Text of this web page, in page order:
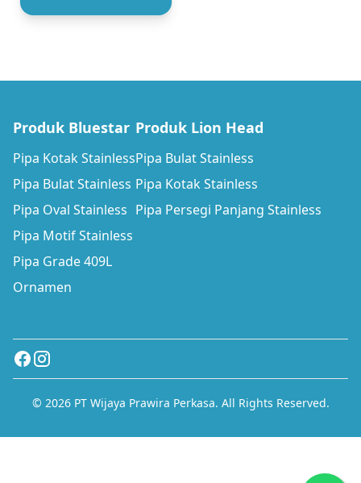
Produk Bluestar
Pipa Kotak Stainless
Pipa Bulat Stainless
Pipa Oval Stainless
Pipa Motif Stainless
Pipa Grade 409L
Ornamen
Produk Lion Head
Pipa Bulat Stainless
Pipa Kotak Stainless
Pipa Persegi Panjang Stainless
© 2026 PT Wijaya Prawira Perkasa. All Rights Reserved.